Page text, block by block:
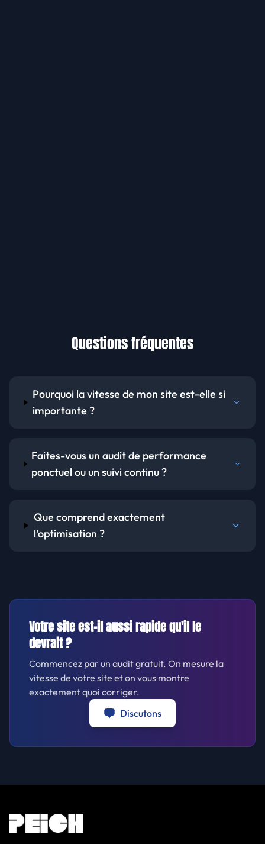
Questions fréquentes
Pourquoi la vitesse de mon site est-elle si
importante ?
Faites-vous un audit de performance
ponctuel ou un suivi continu ?
Que comprend exactement
l'optimisation ?
Votre site est-il aussi rapide qu'il le
devrait ?
Commencez par un audit gratuit. On mesure la
vitesse de votre site et on vous montre
exactement quoi corriger.
Discutons